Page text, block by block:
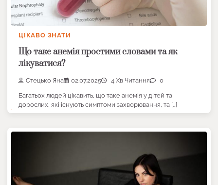
ЦІКАВО ЗНАТИ
Що таке анемія простими словами та як
лікуватися?
Стецько Яна 02.07.2025 4 Хв Читання 0
Багатьох людей цікавить, що таке анемія у дітей та
дорослих, які існують симптоми захворювання, та […]